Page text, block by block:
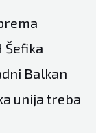
Šefika
Balkan
unija treba